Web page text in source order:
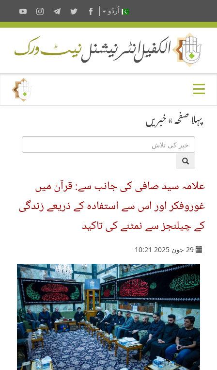
اُردُو
پہلا صفحہ»خبریں
علامہ سید صافی کی جانب سے: قرآن میں
غوروفکر اور اس سے استفادہ کے ذریعے زندگی
کے چیلنجز سے نمٹنے کی تاکید
29 جون 2025 10:21